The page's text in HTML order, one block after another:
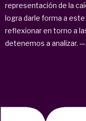
representación de la
logra darle forma a
reflexionar en torno a
detenemos a analizar. —